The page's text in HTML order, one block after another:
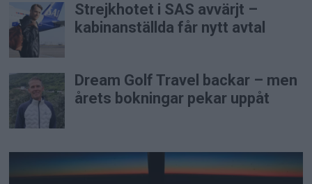
Strejkhotet i SAS avvärjt –
kabinanställda får nytt avtal
Dream Golf Travel backar – men
årets bokningar pekar uppåt